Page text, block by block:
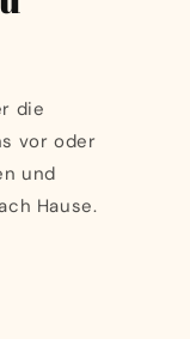
die
vor oder
und
Hause.